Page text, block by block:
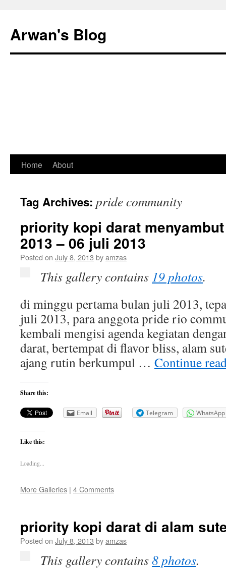
Arwan's Blog
Skip
content
Home About
Tag Archives: pride community
priority kopi darat
2013 – 06 juli 2013
Posted on July 8, 2013 byamzas
This gallery contains 19 photos.
di minggu pertama bulan juli 2013,
juli 2013, para anggota pride rio
kembali mengisi agenda kegiatan
darat, bertempat di flavor bliss, alam
ajang rutin berkumpul … Continue
Share this:
Email Telegram WhatsApp
Like this:
Loading...
More Galleries | 4 Comments
priority kopi darat di alam
Posted on July 8, 2013 byamzas
This gallery contains8 photos.